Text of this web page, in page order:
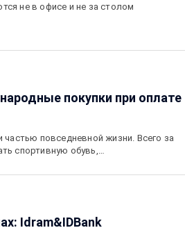
не в офисе и не за столом
покупки при оплате
частью повседневной жизни. Всего за
спортивную обувь,…
Idram&IDBank